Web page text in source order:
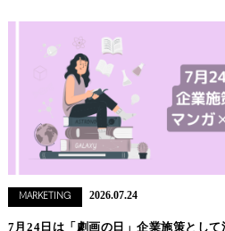
MARKETING 2026.07.24
7月24日は「劇画の日」企業施策とし